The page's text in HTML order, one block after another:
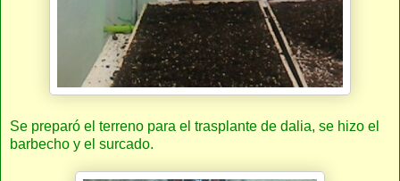
Se preparó el terreno para el trasplante de dalia, se hizo el
barbecho y el surcado.